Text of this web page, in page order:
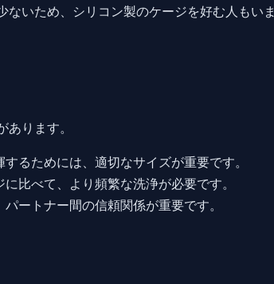
いため、シリコン製のケージを好む人もいま
ります。
るためには、適切なサイズが重要です。
比べて、より頻繁な洗浄が必要です。
ートナー間の信頼関係が重要です。